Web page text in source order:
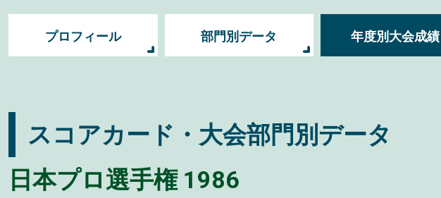
プロフィール 部門別データ 年度別大会成績
スコアカード・大会部門別データ
日本プロ選手権 1986